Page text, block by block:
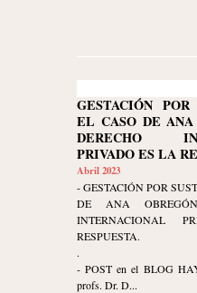
GESTACIÓN
EL CASO DE
DERECHO
PRIVADO ES LA
Abril 2023
- GESTACIÓN POR
DE ANA
INTERNACIONAL
RESPUESTA.
.
- POST en el BLOG
profs. Dr. D...